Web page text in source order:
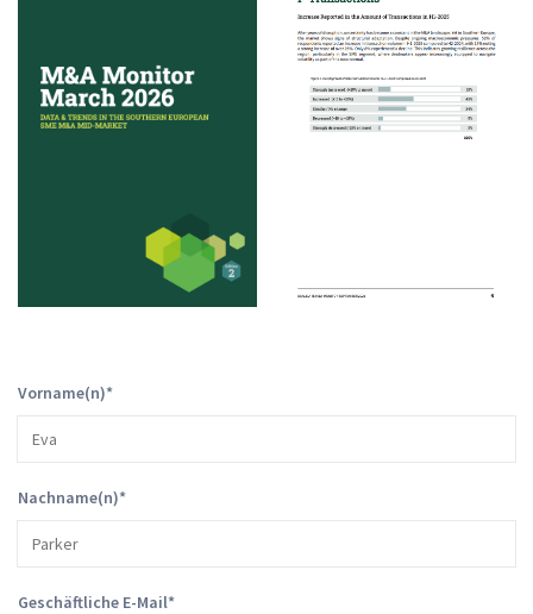
Vorname(n)*
Nachname(n)*
Geschäftliche E-Mail*